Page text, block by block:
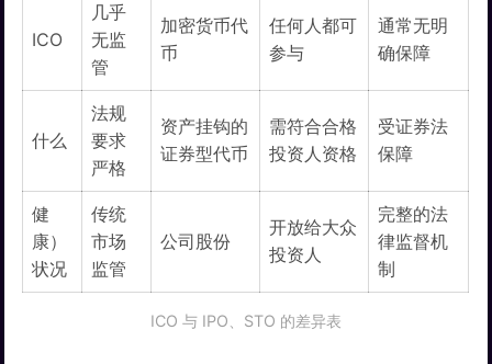
ICO
几乎
无监
管
加密货币代
币
任何人都可
参与
通常无明
确保障
什么
法规
要求
严格
资产挂钩的
证券型代币
需符合合格
投资人资格
受证券法
保障
健
康）
状况
传统
市场
监管
公司股份
开放给大众
投资人
完整的法
律监督机
制
ICO 与 IPO、STO 的差异表